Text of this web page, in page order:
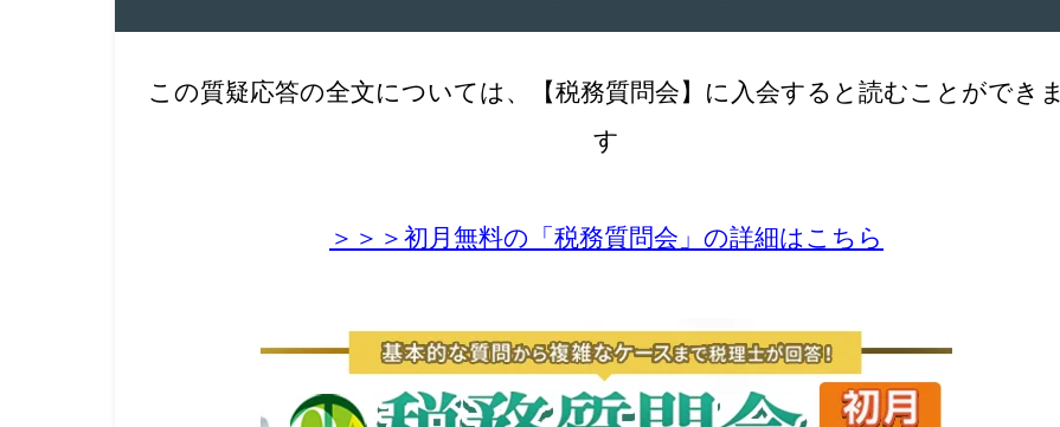
この質疑応答の全文については、【税務質問会】に入会すると読むことができま
す
＞＞＞初月無料の「税務質問会」の詳細はこちら